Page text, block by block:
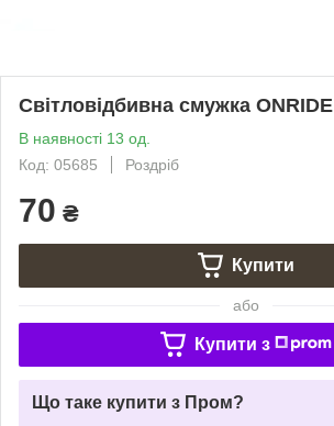
Світловідбивна смужка ONRIDE
В наявності 13 од.
Код: 05685
Роздріб
70 ₴
Купити
або
Купити з
Що таке купити з Пром?